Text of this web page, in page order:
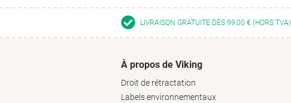
LIVRAISON GRATUITE DÈS 99,00 € (HORS TVA)
À propos de Viking
Droit de rétractation
Labels environnementaux